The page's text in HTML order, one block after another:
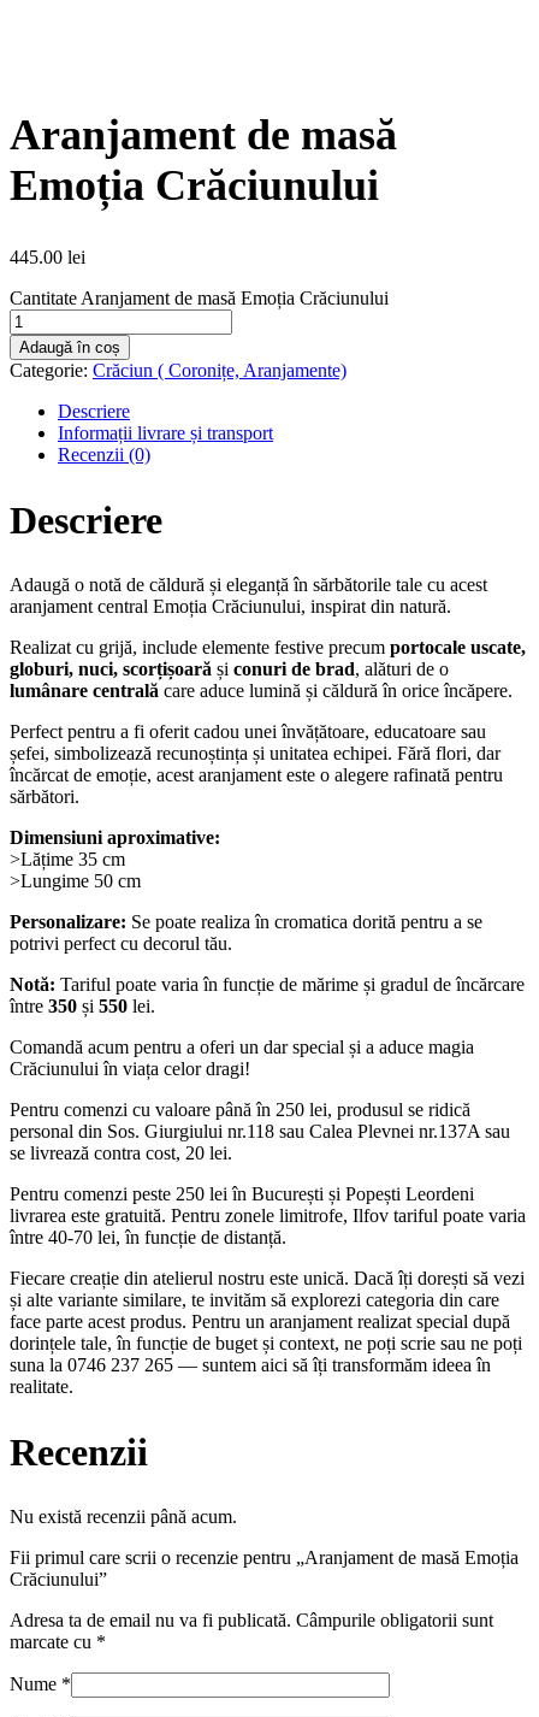
Aranjament de masă
Emoția Crăciunului
445.00 lei
Cantitate Aranjament de masă Emoția Crăciunului
Adaugă în coș
Categorie: Crăciun ( Coronițe, Aranjamente)
Descriere
Informații livrare și transport
Recenzii (0)
Descriere
Adaugă o notă de căldură și eleganță în sărbătorile tale cu acest
aranjament central Emoția Crăciunului, inspirat din natură.
Realizat cu grijă, include elemente festive precum portocale uscate,
globuri, nuci, scorțișoară și conuri de brad, alături de o
lumânare centrală care aduce lumină și căldură în orice încăpere.
Perfect pentru a fi oferit cadou unei învățătoare, educatoare sau
șefei, simbolizează recunoștința și unitatea echipei. Fără flori, dar
încărcat de emoție, acest aranjament este o alegere rafinată pentru
sărbători.
Dimensiuni aproximative:
>Lățime 35 cm
>Lungime 50 cm
Personalizare: Se poate realiza în cromatica dorită pentru a se
potrivi perfect cu decorul tău.
Notă: Tariful poate varia în funcție de mărime și gradul de încărcare
între 350 și 550 lei.
Comandă acum pentru a oferi un dar special și a aduce magia
Crăciunului în viața celor dragi!
Pentru comenzi cu valoare până în 250 lei, produsul se ridică
personal din Sos. Giurgiului nr.118 sau Calea Plevnei nr.137A sau
se livrează contra cost, 20 lei.
Pentru comenzi peste 250 lei în București și Popești Leordeni
livrarea este gratuită. Pentru zonele limitrofe, Ilfov tariful poate varia
între 40-70 lei, în funcție de distanță.
Fiecare creație din atelierul nostru este unică. Dacă îți dorești să vezi
și alte variante similare, te invităm să explorezi categoria din care
face parte acest produs. Pentru un aranjament realizat special după
dorințele tale, în funcție de buget și context, ne poți scrie sau ne poți
suna la 0746 237 265 — suntem aici să îți transformăm ideea în
realitate.
Recenzii
Nu există recenzii până acum.
Fii primul care scrii o recenzie pentru „Aranjament de masă Emoția
Crăciunului”
Adresa ta de email nu va fi publicată. Câmpurile obligatorii sunt
marcate cu *
Nume *